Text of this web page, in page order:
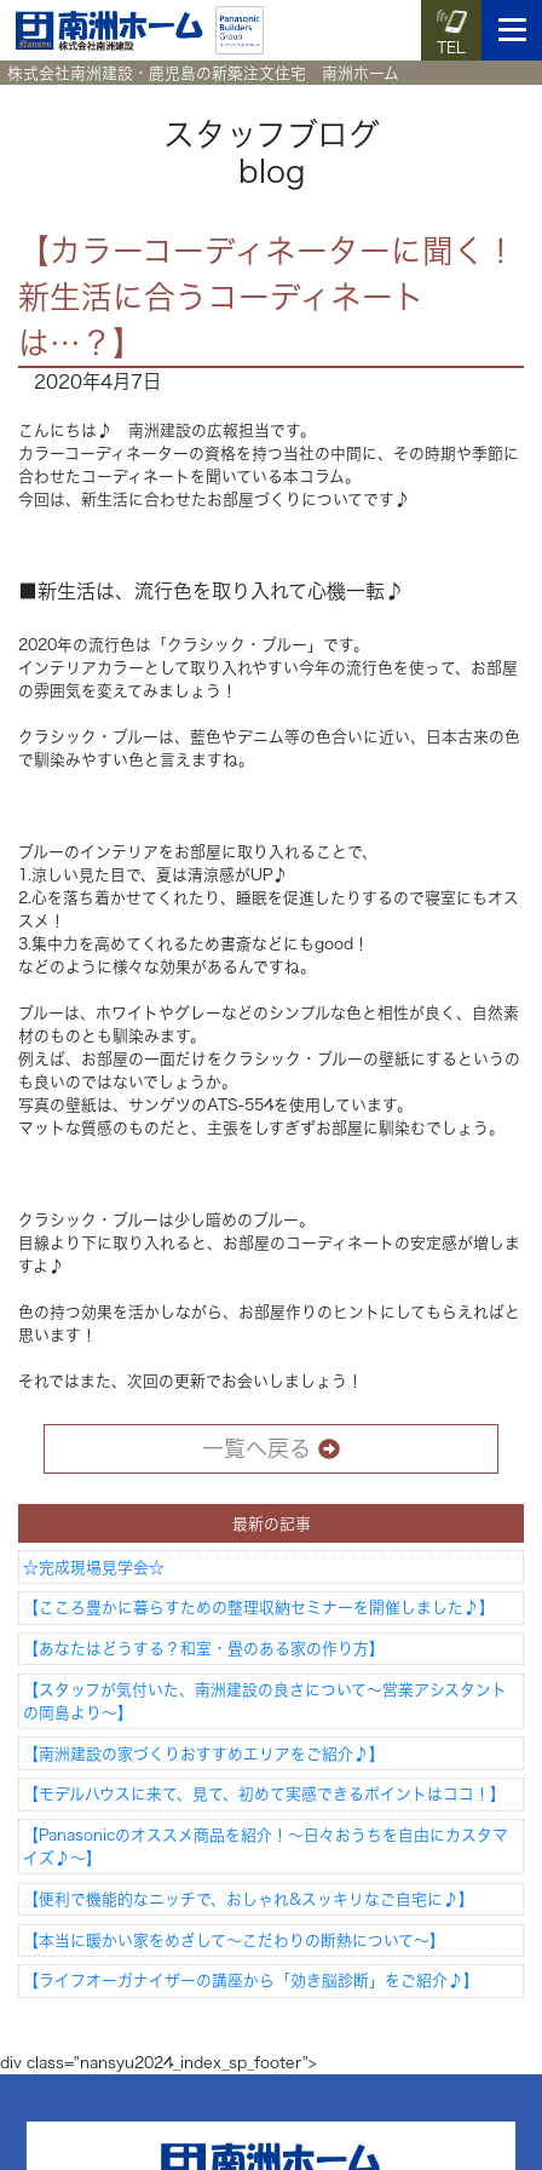
TEL
暮らしのコラム
HOME
News 新着情報
Voice お客様の声
Concept コンセプト
Techno EX テクノストラクチャーEX
株式会社南洲建設・鹿児島の新築注文住宅 南洲ホーム
スタッフブログ
blog
【カラーコーディネーターに聞く！
新生活に合うコーディネート
は…？】
2020年4月7日
こんにちは♪ 南洲建設の広報担当です。
カラーコーディネーターの資格を持つ当社の中間に、その時期や季節に
合わせたコーディネートを聞いている本コラム。
今回は、新生活に合わせたお部屋づくりについてです♪
■新生活は、流行色を取り入れて心機一転♪
2020年の流行色は「クラシック・ブルー」です。
インテリアカラーとして取り入れやすい今年の流行色を使って、お部屋
の雰囲気を変えてみましょう！
クラシック・ブルーは、藍色やデニム等の色合いに近い、日本古来の色
で馴染みやすい色と言えますね。
ブルーのインテリアをお部屋に取り入れることで、
1.涼しい見た目で、夏は清涼感がUP♪
2.心を落ち着かせてくれたり、睡眠を促進したりするので寝室にもオス
スメ！
3.集中力を高めてくれるため書斎などにもgood！
などのように様々な効果があるんですね。
ブルーは、ホワイトやグレーなどのシンプルな色と相性が良く、自然素
材のものとも馴染みます。
例えば、お部屋の一面だけをクラシック・ブルーの壁紙にするというの
も良いのではないでしょうか。
写真の壁紙は、サンゲツのATS-554を使用しています。
マットな質感のものだと、主張をしすぎずお部屋に馴染むでしょう。
クラシック・ブルーは少し暗めのブルー。
目線より下に取り入れると、お部屋のコーディネートの安定感が増しま
すよ♪
色の持つ効果を活かしながら、お部屋作りのヒントにしてもらえればと
思います！
それではまた、次回の更新でお会いしましょう！
一覧へ戻る
最新の記事
☆完成現場見学会☆
【こころ豊かに暮らすための整理収納セミナーを開催しました♪】
【あなたはどうする？和室・畳のある家の作り方】
【スタッフが気付いた、南洲建設の良さについて～営業アシスタント
の岡島より～】
【南洲建設の家づくりおすすめエリアをご紹介♪】
【モデルハウスに来て、見て、初めて実感できるポイントはココ！】
【Panasonicのオススメ商品を紹介！～日々おうちを自由にカスタマ
イズ♪～】
【便利で機能的なニッチで、おしゃれ&スッキリなご自宅に♪】
【本当に暖かい家をめざして～こだわりの断熱について～】
【ライフオーガナイザーの講座から「効き脳診断」をご紹介♪】
div class="nansyu2024_index_sp_footer">